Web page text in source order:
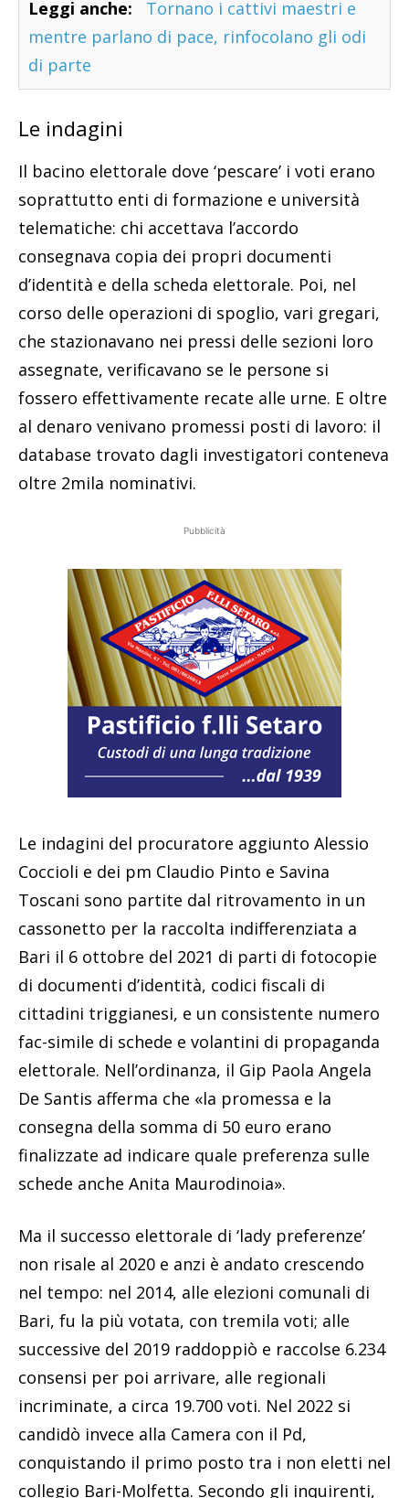
Leggi anche:
Tornano i cattivi maestri e
mentre parlano di pace, rinfocolano gli odi
di parte
Le indagini
Il bacino elettorale dove ‘pescare’ i voti erano
soprattutto enti di formazione e università
telematiche: chi accettava l’accordo
consegnava copia dei propri documenti
d’identità e della scheda elettorale. Poi, nel
corso delle operazioni di spoglio, vari gregari,
che stazionavano nei pressi delle sezioni loro
assegnate, verificavano se le persone si
fossero effettivamente recate alle urne. E oltre
al denaro venivano promessi posti di lavoro: il
database trovato dagli investigatori conteneva
oltre 2mila nominativi.
Pubblicità
Le indagini del procuratore aggiunto Alessio
Coccioli e dei pm Claudio Pinto e Savina
Toscani sono partite dal ritrovamento in un
cassonetto per la raccolta indifferenziata a
Bari il 6 ottobre del 2021 di parti di fotocopie
di documenti d’identità, codici fiscali di
cittadini triggianesi, e un consistente numero
fac-simile di schede e volantini di propaganda
elettorale. Nell’ordinanza, il Gip Paola Angela
De Santis afferma che «la promessa e la
consegna della somma di 50 euro erano
finalizzate ad indicare quale preferenza sulle
schede anche Anita Maurodinoia».
Ma il successo elettorale di ‘lady preferenze’
non risale al 2020 e anzi è andato crescendo
nel tempo: nel 2014, alle elezioni comunali di
Bari, fu la più votata, con tremila voti; alle
successive del 2019 raddoppiò e raccolse 6.234
consensi per poi arrivare, alle regionali
incriminate, a circa 19.700 voti. Nel 2022 si
candidò invece alla Camera con il Pd,
conquistando il primo posto tra i non eletti nel
collegio Bari-Molfetta. Secondo gli inquirenti,